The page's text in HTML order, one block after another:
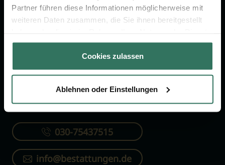
Partner führen diese Informationen möglicherweise mit
weiteren Daten zusammen, die Sie ihnen bereitgestellt
gesammelt haben.
Cookies zulassen
Ablehnen oder Einstellungen
Verzeichnis
Über uns
030-75437515
info@bestattungen.de